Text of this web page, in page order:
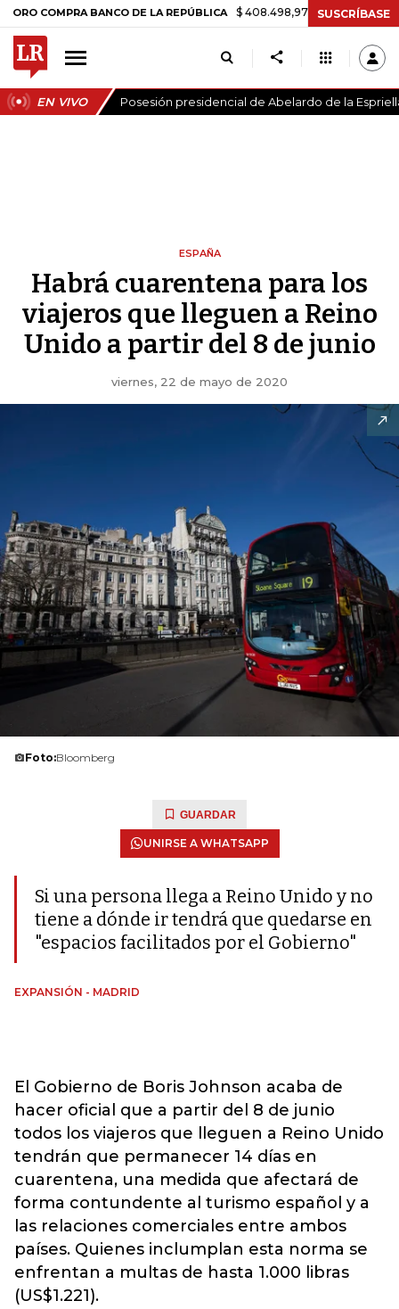
BANCO DE LA REPÚBLICA $ 408.498,97 +$ 8.753,81 +2,19%
SUSCRÍBASE
EN VIVO Posesión presidencial de Abelardo de la
ESPAÑA
Habrá cuarentena para los
viajeros que lleguen a Reino
Unido a partir del 8 de junio
viernes, 22 de mayo de 2020
Foto:Bloomberg
GUARDAR
UNIRSE A WHATSAPP
Si una persona llega a Reino Unido y no
tiene a dónde ir tendrá que quedarse en
"espacios facilitados por el Gobierno"
EXPANSIÓN - MADRID
El Gobierno de Boris Johnson acaba de
hacer oficial que a partir del 8 de junio
todos los viajeros que lleguen a Reino Unido
tendrán que permanecer 14 días en
cuarentena, una medida que afectará de
forma contundente al turismo español y a
las relaciones comerciales entre ambos
países. Quienes inclumplan esta norma se
enfrentan a multas de hasta 1.000 libras
(US$1.221).